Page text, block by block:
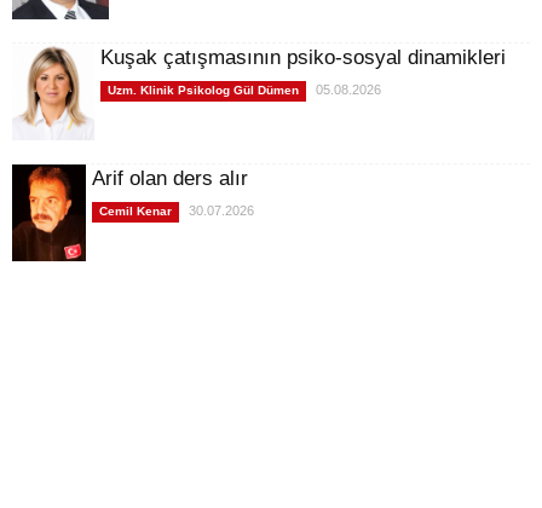
Kuşak çatışmasının psiko-sosyal dinamikleri
Uzm. Klinik Psikolog Gül Dümen 05.08.2026
Arif olan ders alır
Cemil Kenar 30.07.2026